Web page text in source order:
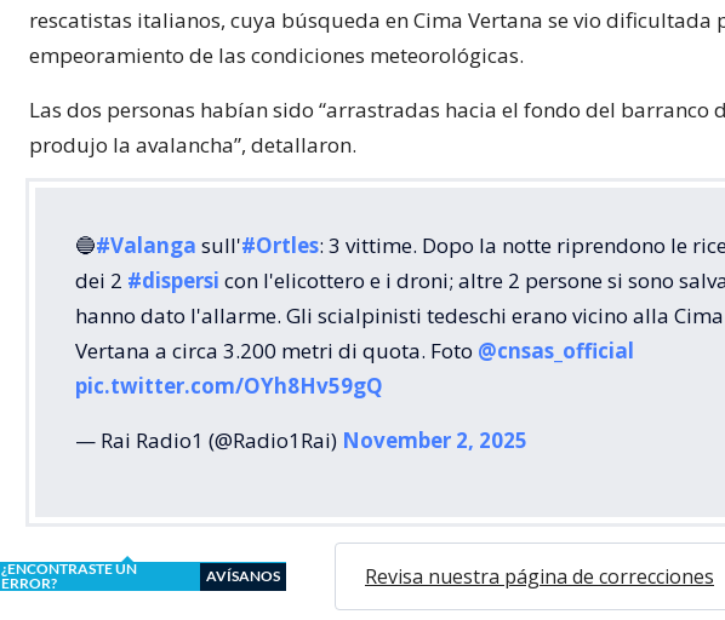
rescatistas italianos, cuya búsqueda en Cima Vertana se vio dificultada
empeoramiento de las condiciones meteorológicas.
Las dos personas habían sido “arrastradas hacia el fondo del barranco
produjo la avalancha”, detallaron.
🔵#Valanga sull'#Ortles: 3 vittime. Dopo la notte riprendono le
dei 2 #dispersi con l'elicottero e i droni; altre 2 persone si sono
hanno dato l'allarme. Gli scialpinisti tedeschi erano vicino alla Cima
Vertana a circa 3.200 metri di quota. Foto @cnsas_official
pic.twitter.com/OYh8Hv59gQ
— Rai Radio1 (@Radio1Rai) November 2, 2025
¿ENCONTRASTE UN
ERROR?
AVÍSANOS Revisa nuestra página de correcciones